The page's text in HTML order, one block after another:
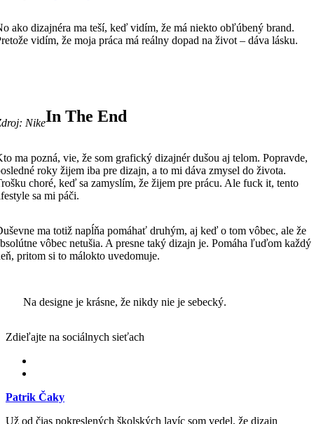
ako dizajnéra ma teší, keď vidím, že má niekto obľúbený brand.
vidím, že moja práca má reálny dopad na život – dáva lásku.
NikeIn The End
ma pozná, vie, že som grafický dizajnér dušou aj telom. Popravde,
roky žijem iba pre dizajn, a to mi dáva zmysel do života.
choré, keď sa zamyslím, že žijem pre prácu. Ale fuck it, tento
sa mi páči.
ma totiž napĺňa pomáhať druhým, aj keď o tom vôbec, ale že
vôbec netušia. A presne taký dizajn je. Pomáha ľuďom každý
pritom si to málokto uvedomuje.
Na designe je krásne, že nikdy nie je sebecký.
Zdieľajte na sociálnych sieťach
Patrik Čaky
Už od čias pokreslených školských lavíc som vedel, že dizajn